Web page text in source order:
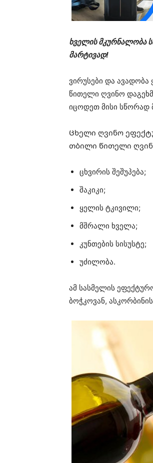
ხველის მკურნალობა
მარტივად!
ვირუსები და
წითელი ღვინო
იცოდეთ მისი სწორად
Ცხელი ღვინო
თბილი წითელი
ცხვირის შეშუპება;
შაკიკი;
ყელის ტკივილი;
მშრალი ხველა;
კუნთების სისუსტე;
უძილობა.
ამ სასმელის
ბოჭკოვან,